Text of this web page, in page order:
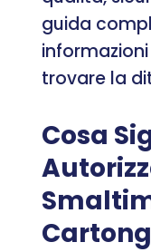
guida
trovare la
Cosa